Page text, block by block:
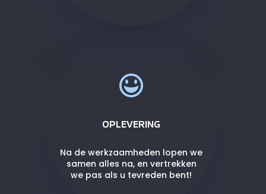
OPLEVERING
Na de werkzaamheden lopen we
samen alles na, en vertrekken
we pas als u tevreden bent!